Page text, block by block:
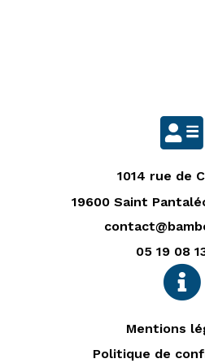

1014 rue de
19600 Saint
05 19 08

Mentions
Politique de